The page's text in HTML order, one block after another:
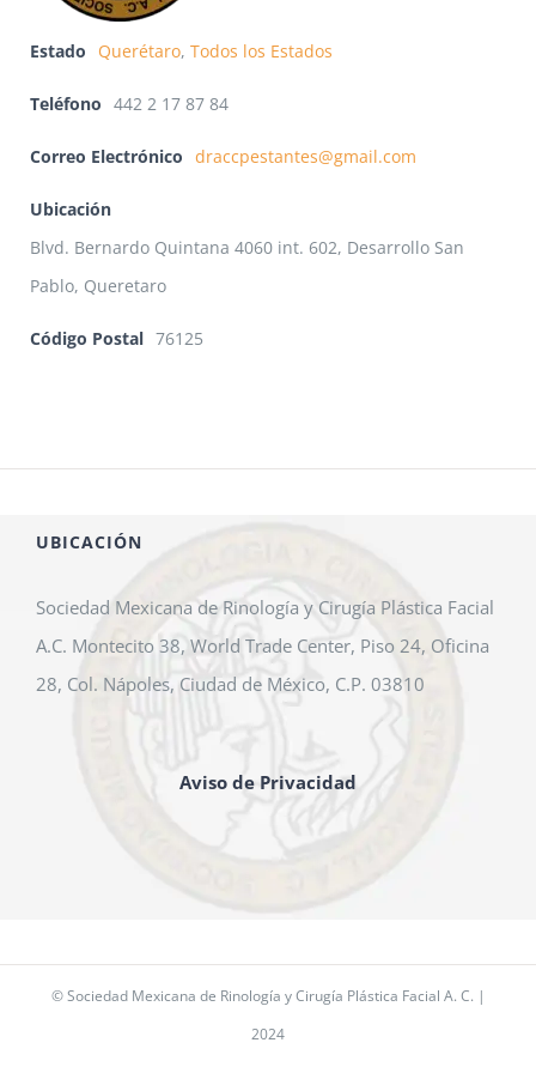
Estado Querétaro, Todos los Estados
Teléfono 442 2 17 87 84
Correo Electrónico draccpestantes@gmail.com
Ubicación
Blvd. Bernardo Quintana 4060 int. 602, Desarrollo San
Pablo, Queretaro
Código Postal 76125
UBICACIÓN
Sociedad Mexicana de Rinología y Cirugía Plástica Facial
A.C. Montecito 38, World Trade Center, Piso 24, Oficina
28, Col. Nápoles, Ciudad de México, C.P. 03810
Aviso de Privacidad
© Sociedad Mexicana de Rinología y Cirugía Plástica Facial A. C. |
2024